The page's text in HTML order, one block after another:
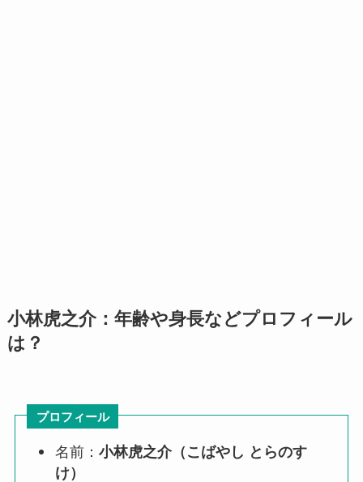
小林虎之介：年齢や身長などプロフィール
は？
プロフィール
名前：小林虎之介（こばやし とらのす
け）